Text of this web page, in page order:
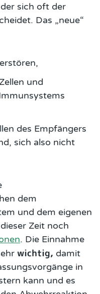
sich oft der
Das „neue“
und
des Empfängers
sich also nicht
dem
und dem eigenen
Zeit noch
. Die Einnahme
wichtig, damit
in
kann und es